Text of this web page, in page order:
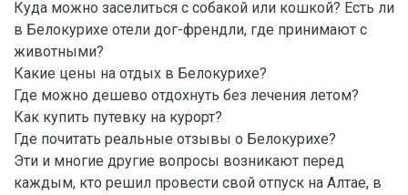
Куда можно заселиться с собакой или кошкой? Есть ли
в Белокурихе отели дог-френдли, где принимают с
животными?
Какие цены на отдых в Белокурихе?
Где можно дешево отдохнуть без лечения летом?
Как купить путевку на курорт?
Где почитать реальные отзывы о Белокурихе?
Эти и многие другие вопросы возникают перед
каждым, кто решил провести свой отпуск на Алтае, в